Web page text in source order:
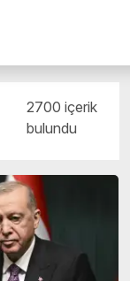
2700 içerik
bulundu